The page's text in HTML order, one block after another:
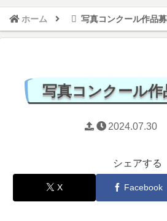
ホーム 写真コンクール作品
写真コンクール作
2024.07.30
シェアする
X Facebook